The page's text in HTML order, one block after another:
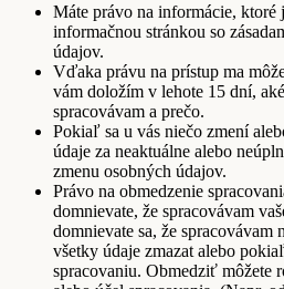
Máte právo na informácie, ktoré
informačnou stránkou so
údajov.
Vďaka právu na prístup ma
vám doložím v lehote 15 dní,
spracovávam a prečo.
Pokiaľ sa u vás niečo zmení
údaje za neaktuálne alebo
zmenu osobných údajov.
Právo na obmedzenie
domnievate, že spracovávam
domnievate sa, že spracovávam
všetky údaje zmazat alebo
spracovaniu. Obmedziť môžete